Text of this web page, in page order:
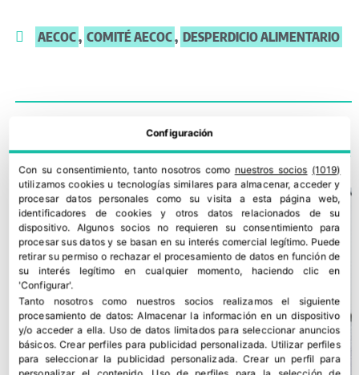
AECOC, COMITÉ AECOC, DESPERDICIO ALIMENTARIO
TE PODRÍA INTERESARConfiguración
Con su consentimiento, tanto nosotros como nuestros socios (1019)
utilizamos cookies u tecnologías similares para almacenar, acceder y
procesar datos personales como su visita a esta página web,
identificadores de cookies y otros datos relacionados de su
dispositivo. Algunos socios no requieren su consentimiento para
procesar sus datos y se basan en su interés comercial legítimo. Puede
retirar su permiso o rechazar el procesamiento de datos en función de
su interés legítimo en cualquier momento, haciendo clic en
'Configurar'.
Tanto nosotros como nuestros socios realizamos el siguiente
procesamiento de datos:Almacenar la información en un dispositivo
y/o acceder a ella. Uso de datos limitados para seleccionar anuncios
básicos.Crear perfiles para publicidad personalizada. Utilizar perfiles
para seleccionar la publicidad personalizada.Crear un perfil para